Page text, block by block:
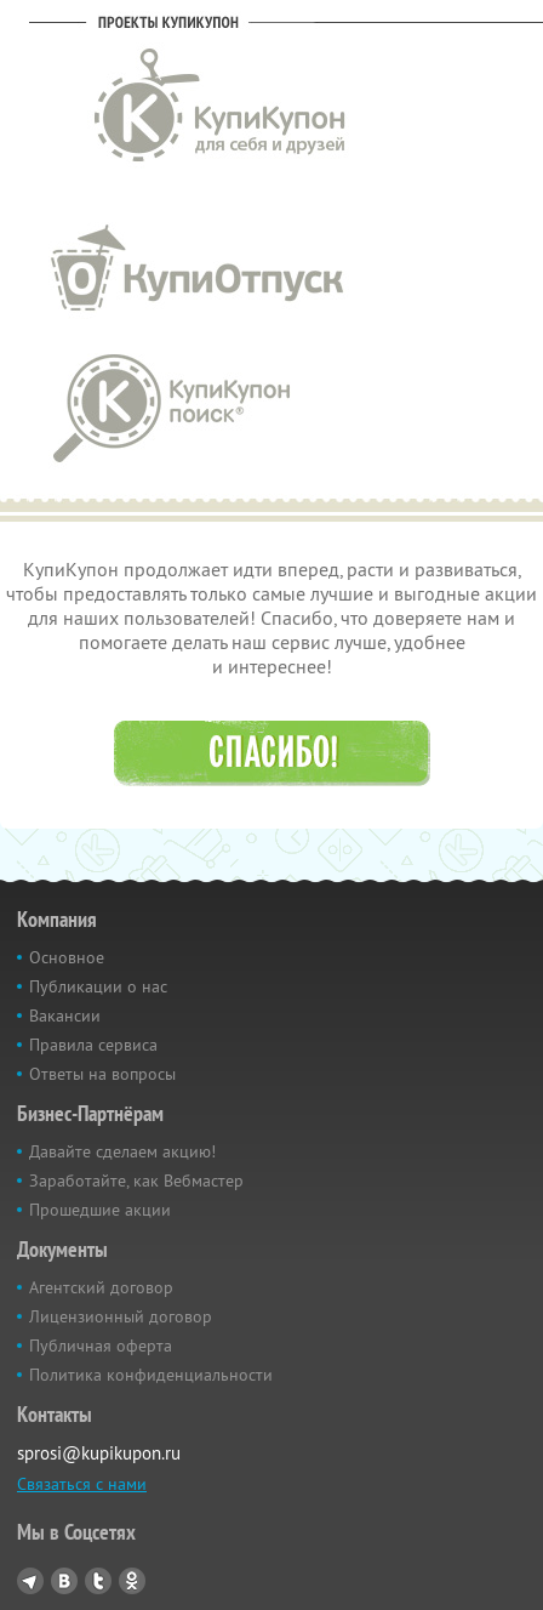
КупиКупон продолжает идти вперед, расти и развиваться,
чтобы предоставлять только самые лучшие и выгодные акции
для наших пользователей! Спасибо, что доверяете нам и
помогаете делать наш сервис лучше, удобнее
и интереснее!
Компания
Основное
Публикации о нас
Вакансии
Правила сервиса
Ответы на вопросы
Бизнес-Партнёрам
Давайте сделаем акцию!
Заработайте, как Вебмастер
Прошедшие акции
Документы
Агентский договор
Лицензионный договор
Публичная оферта
Политика конфиденциальности
Контакты
sprosi@kupikupon.ru
Связаться с нами
Мы в Соцсетях